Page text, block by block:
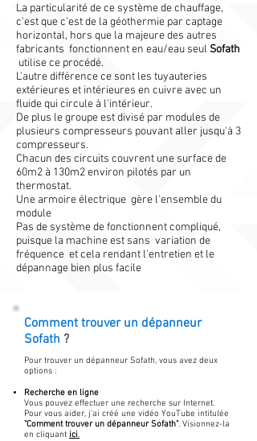
La particularité de ce système de chauffage,
c'est que c'est de la géothermie par captage
horizontal, hors que la majeure des autres
fabricants fonctionnent en eau/eau seul Sofath
utilise ce procédé.
L'autre différence ce sont les tuyauteries
extérieures et intérieures en cuivre avec un
fluide qui circule à l'intérieur.
De plus le groupe est divisé par modules de
plusieurs compresseurs pouvant aller jusqu'à 3
compresseurs.
Chacun des circuits couvrent une surface de
60m2 à 130m2 environ pilotés par un
thermostat.
Une armoire électrique gère l'ensemble du
module
Pas de système de fonctionnent compliqué,
puisque la machine est sans variation de
fréquence et cela rendant l'entretien et le
dépannage bien plus facile
Comment trouver un dépanneur
Sofath ?
Pour trouver un dépanneur Sofath, vous avez deux
options :
Recherche en ligne
Vous pouvez effectuer une recherche sur Internet.
Pour vous aider, j'ai créé une vidéo YouTube intitulée
"Comment trouver un dépanneur Sofath". Visionnez-la
en cliquant ici.